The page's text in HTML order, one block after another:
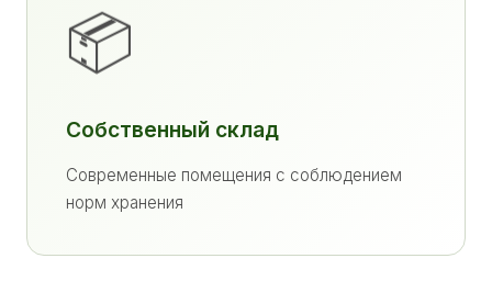
📦
Собственный склад
Современные помещения с соблюдением
норм хранения